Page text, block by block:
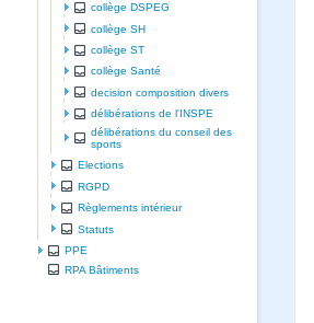
collège DSPEG
collège SH
collège ST
collège Santé
decision composition divers
délibérations de l'INSPE
délibérations du conseil des
sports
Elections
RGPD
Règlements intérieur
Statuts
PPE
RPA Bâtiments